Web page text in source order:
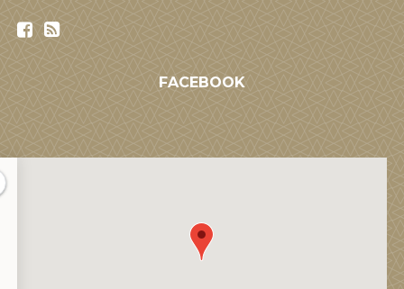
FACEBOOK